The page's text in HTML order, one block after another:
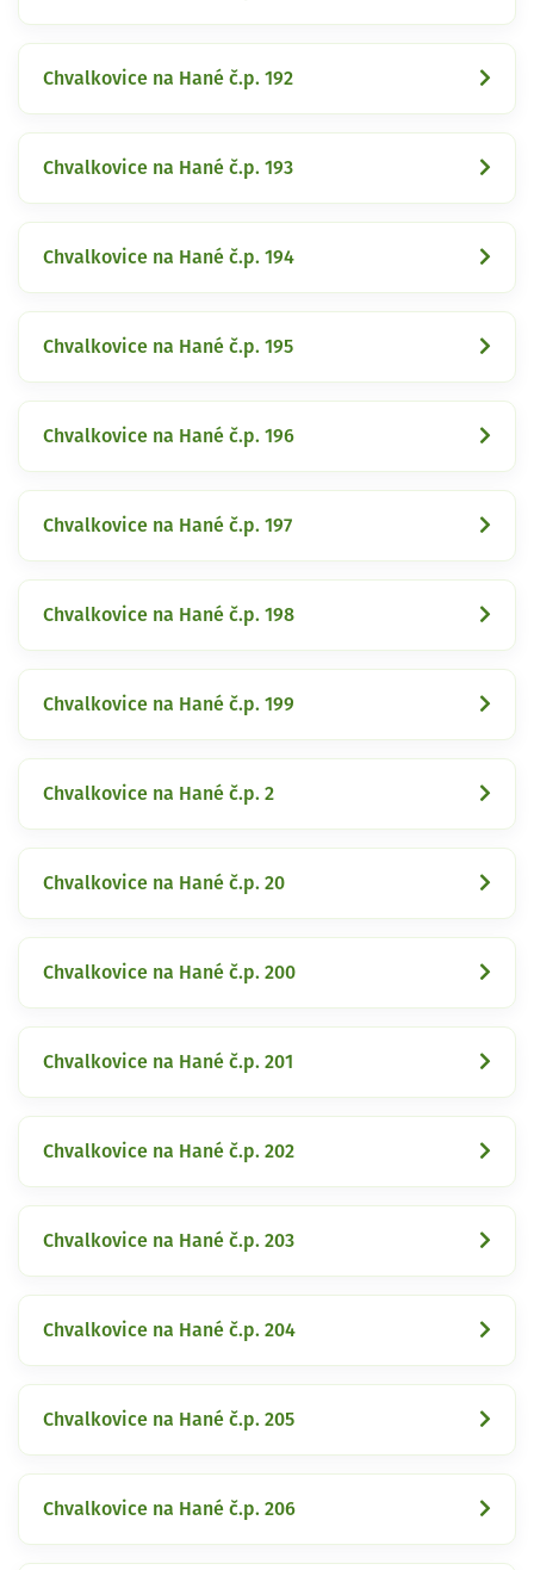
Chvalkovice na Hané č.p. 192
Chvalkovice na Hané č.p. 193
Chvalkovice na Hané č.p. 194
Chvalkovice na Hané č.p. 195
Chvalkovice na Hané č.p. 196
Chvalkovice na Hané č.p. 197
Chvalkovice na Hané č.p. 198
Chvalkovice na Hané č.p. 199
Chvalkovice na Hané č.p. 2
Chvalkovice na Hané č.p. 20
Chvalkovice na Hané č.p. 200
Chvalkovice na Hané č.p. 201
Chvalkovice na Hané č.p. 202
Chvalkovice na Hané č.p. 203
Chvalkovice na Hané č.p. 204
Chvalkovice na Hané č.p. 205
Chvalkovice na Hané č.p. 206